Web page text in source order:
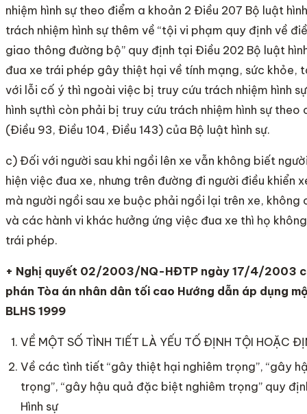
nhiệm hình sự theo điểm a khoản 2 Điều 207 Bộ luật
trách nhiệm hình sự thêm về “tội vi phạm quy định về
giao thông đường bộ” quy định tại Điều 202 Bộ luật
đua xe trái phép gây thiệt hại về tính mạng, sức khỏe,
với lỗi cố ý thì ngoài việc bị truy cứu trách nhiệm hình
hình sựthì còn phải bị truy cứu trách nhiệm hình sự
(Điều 93, Điều 104, Điều 143) của Bộ luật hình sự.
c) Đối với người sau khi ngồi lên xe vẫn không biết
hiện việc đua xe, nhưng trên đường đi người điều khiển
mà người ngồi sau xe buộc phải ngồi lại trên xe, không
và các hành vi khác hưởng ứng việc đua xe thì họ
trái phép.
+ Nghị quyết 02/2003/NQ-HĐTP ngày 17/4/2003
phán Tòa án nhân dân tối cao Hướng dẫn áp dụng
BLHS 1999
VỀ MỘT SỐ TÌNH TIẾT LÀ YẾU TỐ ĐỊNH TỘI HOẶC
Về các tình tiết “gây thiệt hại nghiêm trọng”, “gây
trọng”, “gây hậu quả đặc biệt nghiêm trọng” quy
Hình sự